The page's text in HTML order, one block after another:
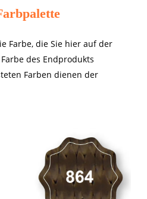
Farbe, die Sie hier auf der
des Endprodukts
Farben dienen der